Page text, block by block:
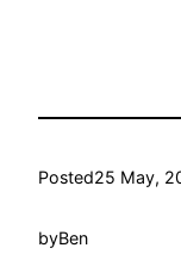
Posted25 May,
byBen